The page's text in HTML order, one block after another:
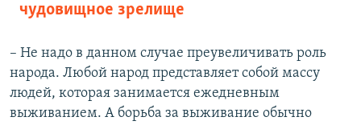
чудовищное зрелище
– Не надо в данном случае преувеличивать роль
народа. Любой народ представляет собой массу
людей, которая занимается ежедневным
выживанием. А борьба за выживание обычно